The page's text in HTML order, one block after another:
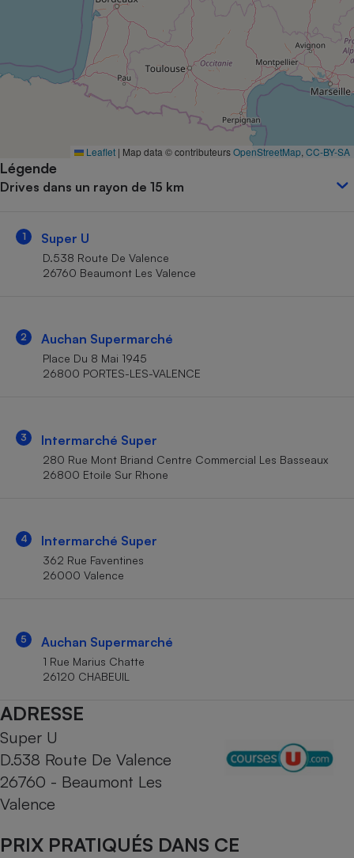
Leaflet | Map data © contributeursOpenStreetMap CC-BY-SA
Légende
Drives dans un rayon de 15 km
1 Super U
D.538 Route De Valence
26760 Beaumont Les Valence
2 Auchan Supermarché
Place Du 8 Mai 1945
26800 PORTES-LES-VALENCE
3 Intermarché Super
280 Rue Mont Briand Centre Commercial Les Basseaux
26800 Etoile Sur Rhone
4 Intermarché Super
362 Rue Faventines
26000 Valence
5 Auchan Supermarché
1 Rue Marius Chatte
26120 CHABEUIL
ADRESSE
Super U
D.538 Route De Valence
26760 - Beaumont Les
Valence
PRIX PRATIQUÉS DANS CE
Complément
alimentaire
Assurance emprunteur
Banque
Petit électroménager -
Matelas
Mutuelle